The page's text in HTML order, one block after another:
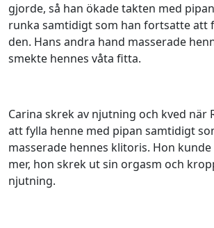
gjorde, så han ökade takten med
runka samtidigt som han fortsatte att
den. Hans andra hand masserade
smekte hennes våta fitta.
Carina skrek av njutning och kved när
att fylla henne med pipan samtidigt
masserade hennes klitoris. Hon
mer, hon skrek ut sin orgasm och
njutning.